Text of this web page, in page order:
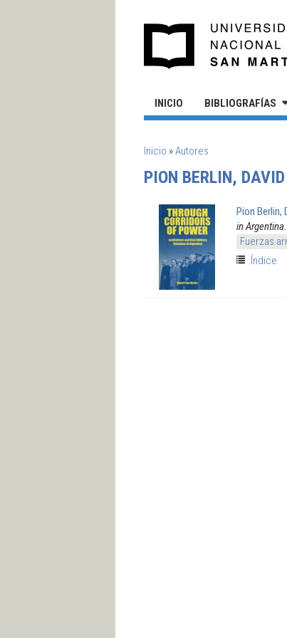
INICIO BIBLIOGRAFÍAS
SE ENCUENTRA USTED AQUÍ
Inicio »Autores
PION BERLIN, DAVID
Pion Berlin,
in Argentina
Fuerzas
Índice